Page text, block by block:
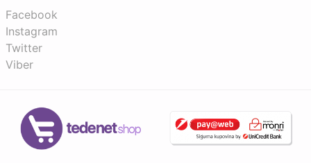
Facebook
Instagram
Twitter
Viber